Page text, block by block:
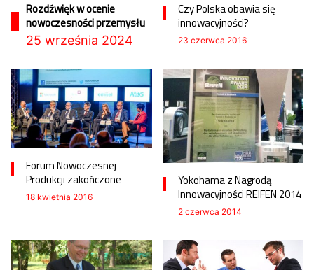
Rozdźwięk w ocenie
nowoczesności przemysłu
25 września 2024
Czy Polska obawia się
innowacyjności?
23 czerwca 2016
Forum Nowoczesnej
Produkcji zakończone
18 kwietnia 2016
Yokohama z Nagrodą
Innowacyjności REIFEN 2014
2 czerwca 2014